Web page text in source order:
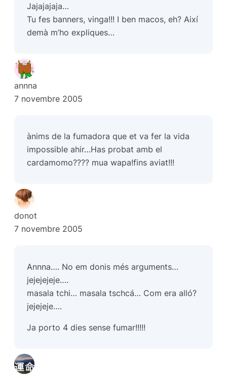
Jajajajaja…
Tu fes banners, vinga!!! I ben macos, eh? Així
demà m’ho expliques…
annna
7 novembre 2005
ànims de la fumadora que et va fer la vida
impossible ahir…Has probat amb el
cardamomo???? mua wapa!fins aviat!!!
donot
7 novembre 2005
Annna…. No em donis més arguments…
jejejejeje….
masala tchi… masala tschcá… Com era alló?
jejejeje….
Ja porto 4 dies sense fumar!!!!!